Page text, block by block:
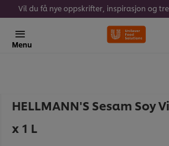
Menu
HELLMANN'S Sesam Soy
x 1 L